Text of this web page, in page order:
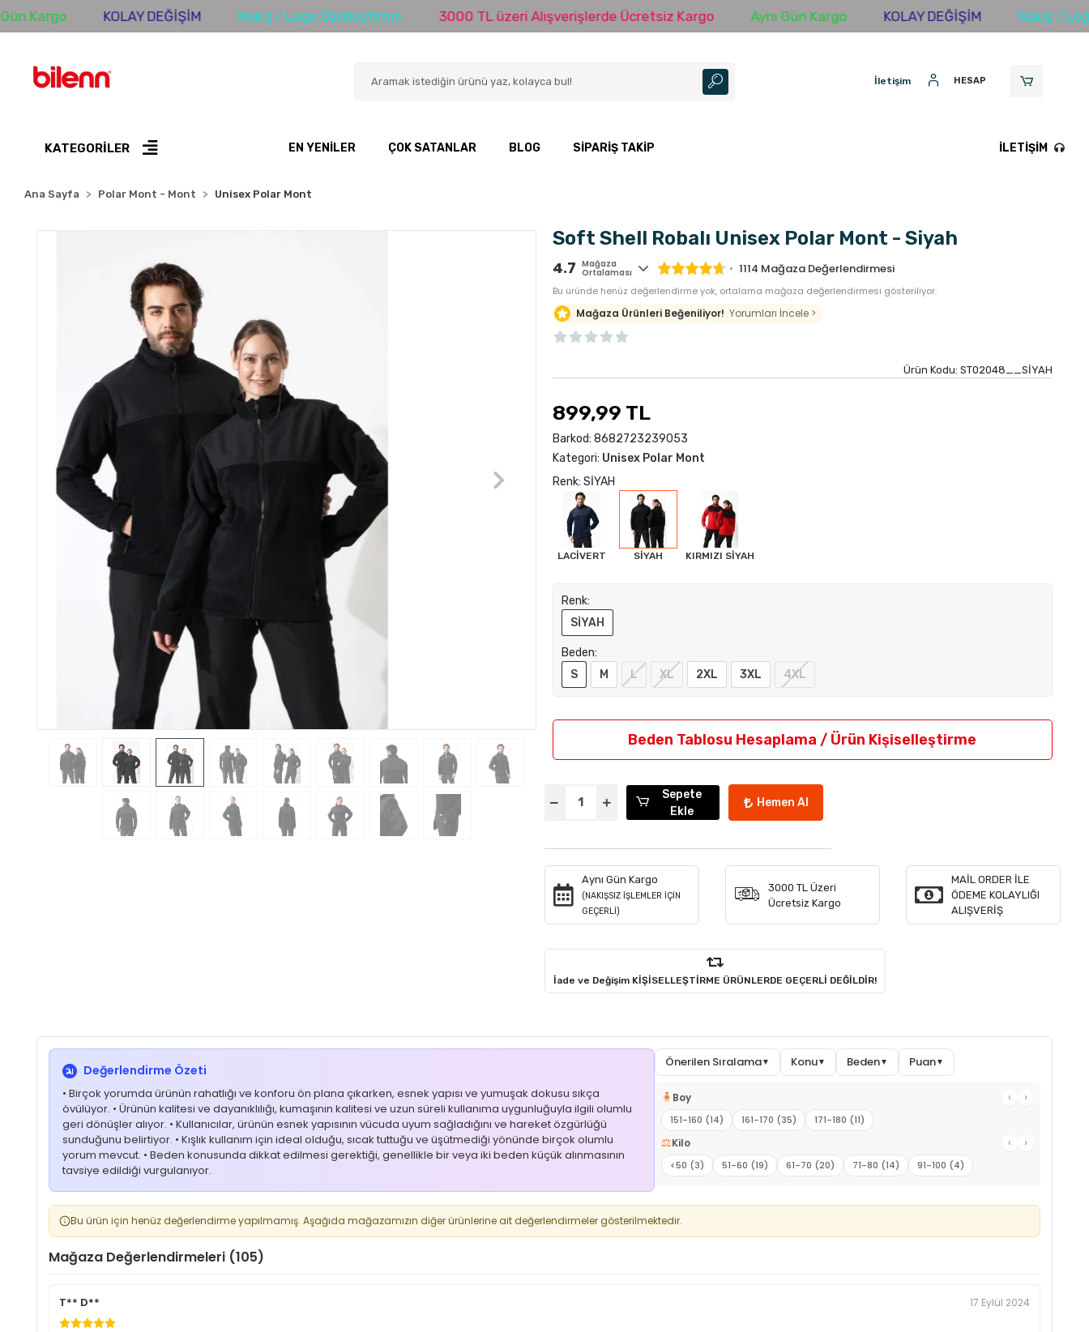
KOLAY DEĞİŞİM Nakış / Logo Özelleştirme 3000 TL üzeri Alışverişlerde Ücretsiz Kargo Aynı Gün Kargo KOLAY DEĞİŞİM Nakış / Logo
İletişim HESAP
KATEGORİLER EN YENILER ÇOK SATANLAR BLOG SIPARIŞ TAKIP İLETIŞIM
Ana Sayfa Polar Mont - Mont Unisex Polar Mont
Soft Shell Robalı Unisex Polar Mont - Siyah
4.7 Mağaza
Ortalaması 1114 Mağaza Değerlendirmesi
Bu üründe henüz değerlendirme yok, ortalama mağaza değerlendirmesi gösteriliyor.
Mağaza Ürünleri Beğeniliyor! Yorumları İncele >
Ürün Kodu: ST02048__SİYAH
899,99 TL
Barkod: 8682723239053
Kategori: Unisex Polar Mont
Renk: SİYAH
LACİVERT SİYAH KIRMIZI SİYAH
Renk:
SİYAH
Beden:
S
M L XL 2XL 3XL 4XL
Beden Tablosu Hesaplama / Ürün Kişiselleştirme
Sepete
Ekle
Hemen Al
Aynı Gün Kargo
(NAKIŞSIZ İŞLEMLER İÇİN
GEÇERLİ)
3000 TL Üzeri
Ücretsiz Kargo
MAİL ORDER İLE
ÖDEME KOLAYLIĞI
ALIŞVERİŞ
İade ve Değişim KİŞİSELLEŞTİRME ÜRÜNLERDE GEÇERLİ DEĞİLDİR!
Değerlendirme Özeti
• Birçok yorumda ürünün rahatlığı ve konforu ön plana çıkarken, esnek yapısı ve yumuşak dokusu sıkça
övülüyor. • Ürünün kalitesi ve dayanıklılığı, kumaşının kalitesi ve uzun süreli kullanıma uygunluğuyla ilgili olumlu
geri dönüşler alıyor. • Kullanıcılar, ürünün esnek yapısının vücuda uyum sağladığını ve hareket özgürlüğü
sunduğunu belirtiyor. • Kışlık kullanım için ideal olduğu, sıcak tuttuğu ve üşütmediği yönünde birçok olumlu
yorum mevcut. • Beden konusunda dikkat edilmesi gerektiği, genellikle bir veya iki beden küçük alınmasının
tavsiye edildiği vurgulanıyor.
Önerilen Sıralama▼ Konu▼ Beden▼ Puan▼
🧍 Boy ‹ ›
151-160 (14) 161-170 (35) 171-180 (11)
⚖️Kilo ‹ ›
<50 (3) 51-60 (19) 61-70 (20) 71-80 (14) 91-100 (4)
Bu ürün için henüz değerlendirme yapılmamış. Aşağıda mağazamızın diğer ürünlerine ait değerlendirmeler gösterilmektedir.
Mağaza Değerlendirmeleri (105)
T** D** 17 Eylül 2024